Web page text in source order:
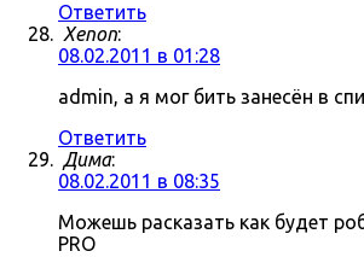
Ответить
Xenon:
08.02.2011 в 01:28
admin, а я мог бить занесён в
Ответить
Дима:
08.02.2011 в 08:35
Можешь расказать как будет
PRO